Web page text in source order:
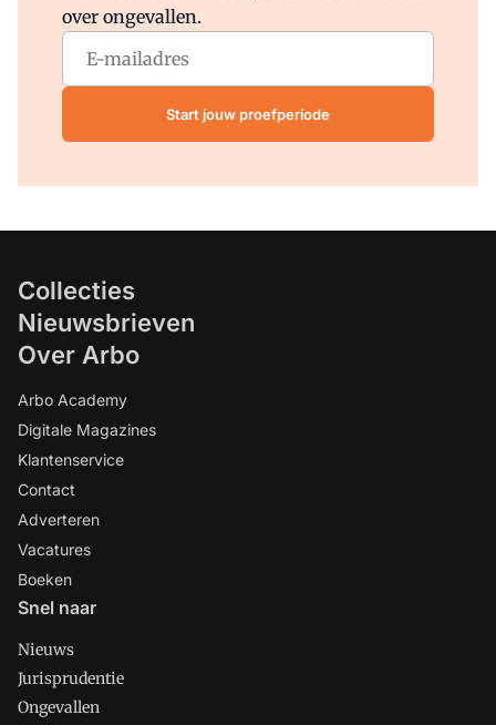
over ongevallen.
Start jouw proefperiode
Collecties
Nieuwsbrieven
Over Arbo
Arbo Academy
Digitale Magazines
Klantenservice
Contact
Adverteren
Vacatures
Boeken
Snel naar
Nieuws
Jurisprudentie
Ongevallen